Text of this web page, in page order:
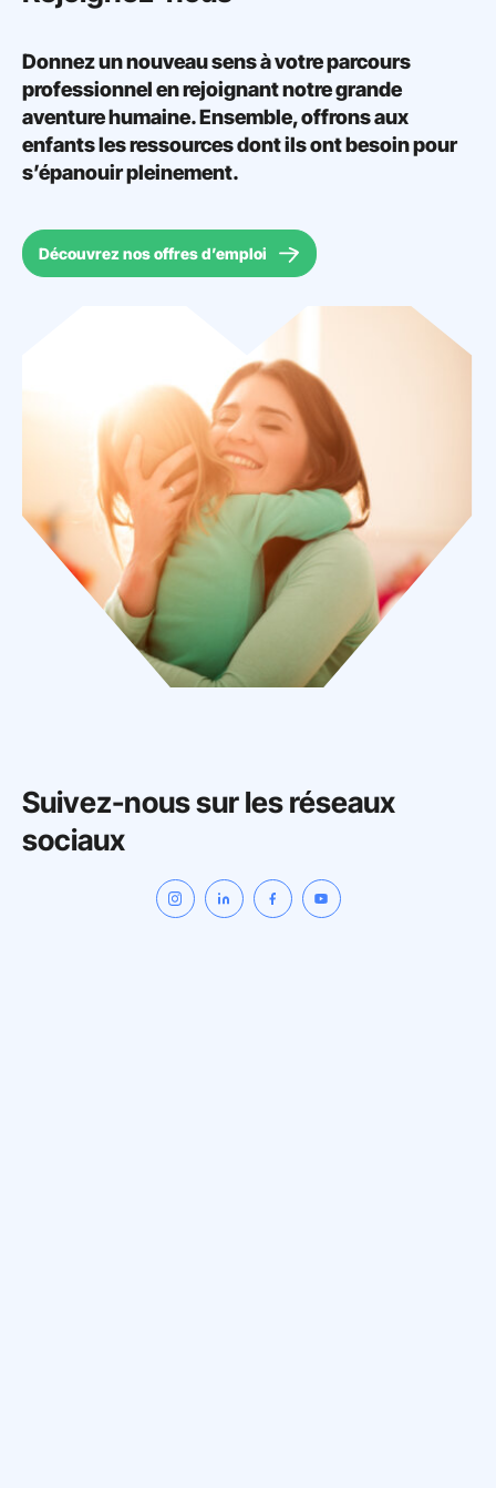
Donnez un nouveau sens à votre parcours
professionnel en rejoignant notre grande
aventure humaine. Ensemble, offrons aux
enfants les ressources dont ils ont besoin pour
s’épanouir pleinement.
Découvrez nos offres d’emploi
Suivez-nous sur les réseaux
sociaux